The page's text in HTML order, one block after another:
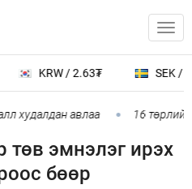
KRW / 2.63₮ SEK /
худалдан авлаа 16
төв эмнэлэг ирэх
бөөр